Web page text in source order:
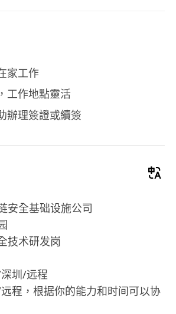
家工作
工作地點靈活
辦理簽證或續簽
安全基础设施公司
技术研发岗
圳/远程
程，根据你的能力和时间可以协